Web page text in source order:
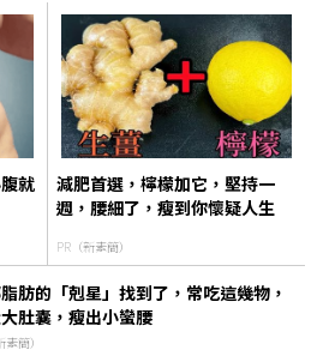
就
減肥首選，檸檬加它，堅持一
週，腰細了，瘦到你懷疑人生
PR（新素簡）
肪的「剋星」找到了，常吃這幾物，
肚囊，瘦出小蠻腰
素簡）